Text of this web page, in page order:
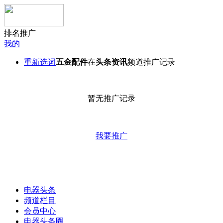
排名推广
我的
重新选词五金配件在头条资讯频道推广记录
暂无推广记录
我要推广
电器头条
频道栏目
会员中心
电器头条圈